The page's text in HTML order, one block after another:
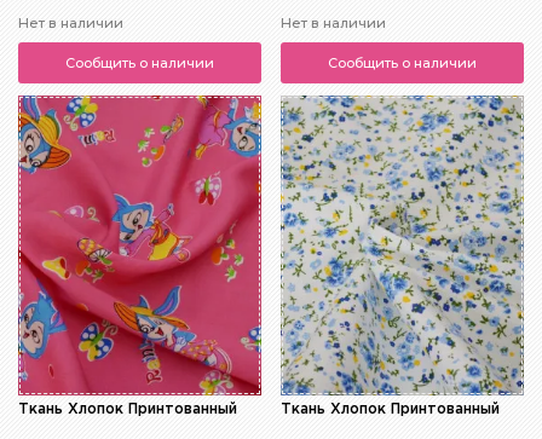
Нет в наличии
Сообщить о наличии
Нет в наличии
Сообщить о наличии
Ткань Хлопок Принтованный Ткань Хлопок Принтованный